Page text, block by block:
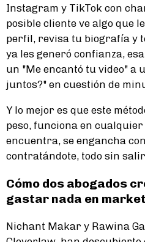
Instagram y TikTok con
posible cliente ve algo que
perfil, revisa tu biografía y
ya les generó confianza,
un "Me encantó tu video" a
juntos?" en cuestión de
Y lo mejor es que este
peso, funciona en cualquier
encuentra, se engancha
contratándote, todo sin
Cómo dos abogados
gastar nada en
Nichant Makar y Rawina